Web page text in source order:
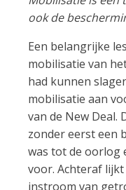
ook de
Een belangrijke
mobilisatie van
had kunnen
mobilisatie aan
van de New Deal.
zonder eerst een
was tot de oorlog
voor. Achteraf
instroom van